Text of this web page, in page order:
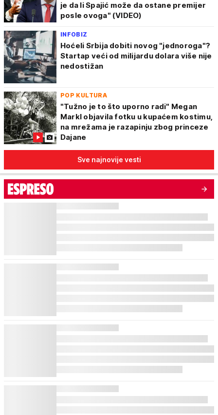
je da li Spajić može da ostane premijer
posle ovoga" (VIDEO)
INFOBIZ
Hoćeli Srbija dobiti novog "jednoroga"?
Startap veći od milijardu dolara više nije
nedostižan
POP KULTURA
"Tužno je to što uporno radi" Megan
Markl objavila fotku u kupaćem kostimu,
na mrežama je razapinju zbog princeze
Dajane
Sve najnovije vesti